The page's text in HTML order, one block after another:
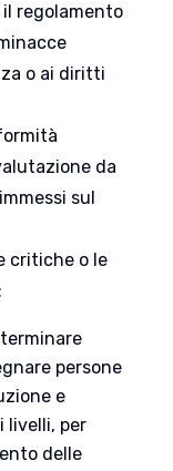
il regolamento
o ai diritti
da
sul
critiche o le
persone
e
livelli, per
delle